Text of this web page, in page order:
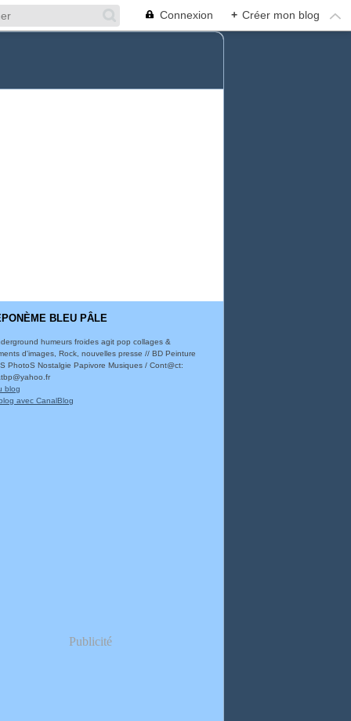
Connexion + Créer mon blog
BLEU PÂLE
humeurs froides agit pop collages &
d'images, Rock, nouvelles presse // BD Peinture
PhotoS Nostalgie Papivore Musiques / Cont@ct:
blog
avec CanalBlog
Publicité